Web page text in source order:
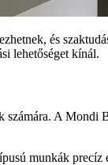
és
lehetőséget kínál.
A Mondi
munkák